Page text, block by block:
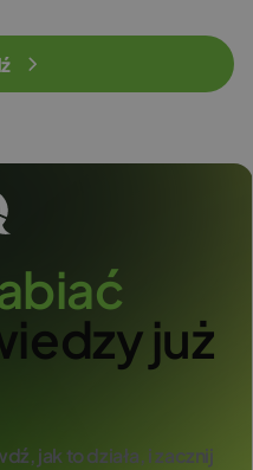
biać
już
jak to działa, i zacznij